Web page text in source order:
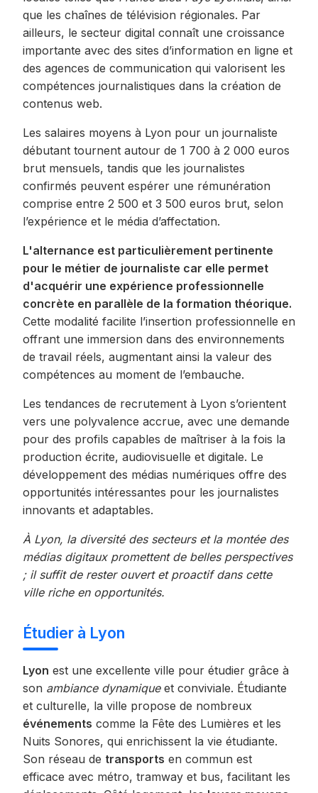
que les chaînes de télévision régionales. Par
ailleurs, le secteur digital connaît une croissance
importante avec des sites d’information en ligne et
des agences de communication qui valorisent les
compétences journalistiques dans la création de
contenus web.
Les salaires moyens à Lyon pour un journaliste
débutant tournent autour de 1 700 à 2 000 euros
brut mensuels, tandis que les journalistes
confirmés peuvent espérer une rémunération
comprise entre 2 500 et 3 500 euros brut, selon
l’expérience et le média d’affectation.
L'alternance est particulièrement pertinente
pour le métier de journaliste car elle permet
d'acquérir une expérience professionnelle
concrète en parallèle de la formation théorique.
Cette modalité facilite l’insertion professionnelle en
offrant une immersion dans des environnements
de travail réels, augmentant ainsi la valeur des
compétences au moment de l’embauche.
Les tendances de recrutement à Lyon s’orientent
vers une polyvalence accrue, avec une demande
pour des profils capables de maîtriser à la fois la
production écrite, audiovisuelle et digitale. Le
développement des médias numériques offre des
opportunités intéressantes pour les journalistes
innovants et adaptables.
À Lyon, la diversité des secteurs et la montée des
médias digitaux promettent de belles perspectives
; il suffit de rester ouvert et proactif dans cette
ville riche en opportunités.
Étudier à Lyon
Lyon est une excellente ville pour étudier grâce à
son ambiance dynamiqueet conviviale. Étudiante
et culturelle, la ville propose de nombreux
événements comme la Fête des Lumières et les
Nuits Sonores, qui enrichissent la vie étudiante.
Son réseau de transports en commun est
efficace avec métro, tramway et bus, facilitant les